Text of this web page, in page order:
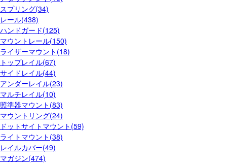
スプリング(34)
レール(438)
ハンドガード(125)
マウントレール(150)
ライザーマウント(18)
トップレイル(67)
サイドレイル(44)
アンダーレイル(23)
マルチレイル(10)
照準器マウント(83)
マウントリング(24)
ドットサイトマウント(59)
ライトマウント(38)
レイルカバー(49)
マガジン(474)